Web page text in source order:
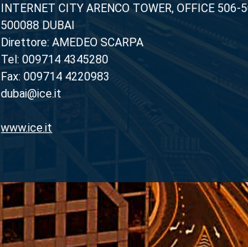
INTERNET CITY ARENCO TOWER, OFFICE 506-
500088 DUBAI
Direttore: AMEDEO SCARPA
Tel: 009714 4345280
Fax: 009714 4220983
dubai@ice.it
www.ice.it